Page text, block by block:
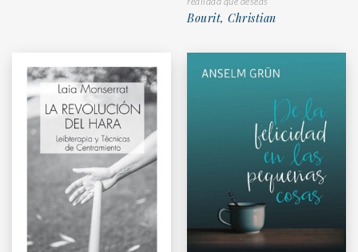
Bourit, Christian